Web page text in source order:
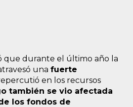
que durante el último año la
una fuerte
en los recursos
también se vio afectada
los fondos de